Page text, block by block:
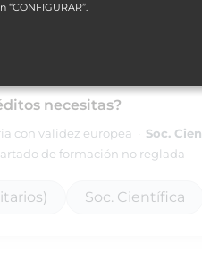
necesitas?
con validez europea · Soc.
de formación no reglada
Soc. Científica
“CONFIGURAR”.